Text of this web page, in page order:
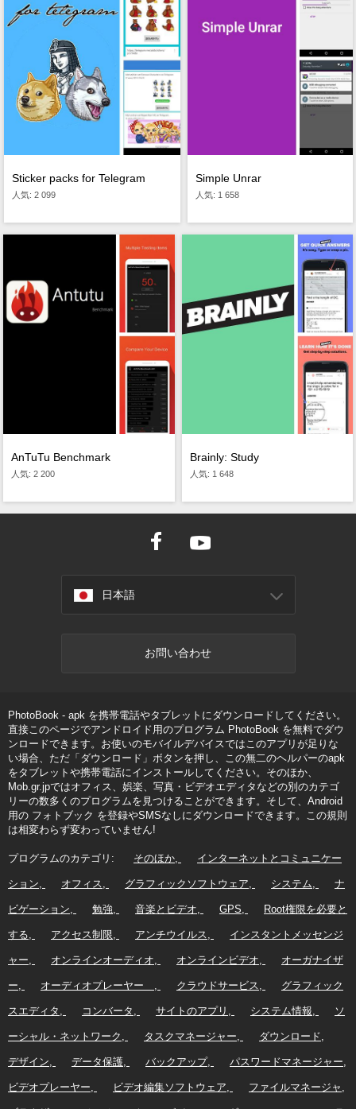
Sticker packs for Telegram
人気: 2 099
Simple Unrar
人気: 1 658
AnTuTu Benchmark
人気: 2 200
Brainly: Study
人気: 1 648
日本語
お問い合わせ
PhotoBook - apk を携帯電話やタブレットにダウンロードしてください。
直接このページでアンドロイド用のプログラム PhotoBook を無料でダウ
ンロードできます。お使いのモバイルデバイスではこのアプリが足りな
い場合、ただ「ダウンロード」ボタンを押し、この無二のヘルパーのapk
をタブレットや携帯電話にインストールしてください。そのほか、
Mob.gr.jpではオフィス、娯楽、写真・ビデオエディタなどの別のカテゴ
リーの数多くのプログラムを見つけることができます。そして、Android
用の フォトブック を登録やSMSなしにダウンロードできます。この規則
は相変わらず変わっていません!
プログラムのカテゴリ: そのほか インターネットとコミュニケー
ション オフィス グラフィックソフトウェア システム ナ
ビゲーション 勉強 音楽とビデオ GPS Root権限を必要と
する アクセス制限 アンチウイルス インスタントメッセンジ
ャー オンラインオーディオ オンラインビデオ オーガナイザ
ー オーディオプレーヤー クラウドサービス グラフィック
スエディタ コンバータ サイトのアプリ システム情報 ソ
ーシャル・ネットワーク タスクマネージャー ダウンロード
デザイン データ保護 バックアップ パスワードマネージャー
ビデオプレーヤー ビデオ編集ソフトウェア ファイルマネージャ